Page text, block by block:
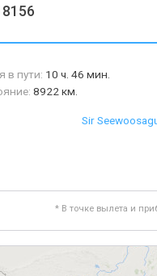
8156
в пути: 10 ч. 46 мин.
8922 км.
Sir
* В точке вылета и